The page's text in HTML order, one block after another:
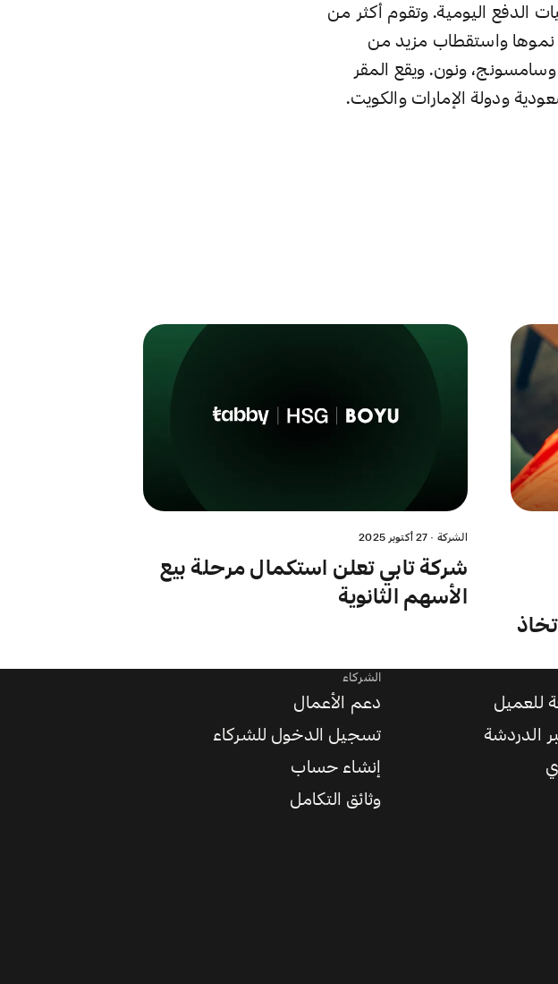
الدفع اليومية. وتقوم أكثر من
نموها واستقطاب مزيد من
وسامسونج، ونون. ويقع المقر
ودولة الإمارات والكويت.
الشركة · 27 أكتوبر 2025
شركة تابي تعلن استكمال مرحلة بيع
الأسهم الثانوية
للعميل
الدردشة
الشركاء
دعم الأعمال
تسجيل الدخول للشركاء
إنشاء حساب
وثائق التكامل